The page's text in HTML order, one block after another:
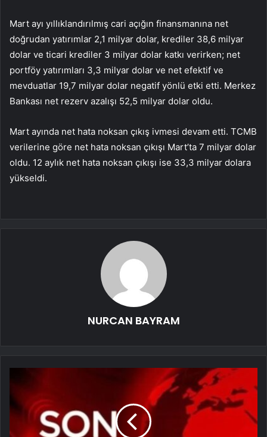
Mart ayı yıllıklandırılmış cari açığın finansmanına net
doğrudan yatırımlar 2,1 milyar dolar, krediler 38,6 milyar
dolar ve ticari krediler 3 milyar dolar katkı verirken; net
portföy yatırımları 3,3 milyar dolar ve net efektif ve
mevduatlar 19,7 milyar dolar negatif yönlü etki etti. Merkez
Bankası net rezerv azalışı 52,5 milyar dolar oldu.
Mart ayında net hata noksan çıkış ivmesi devam etti. TCMB
verilerine göre net hata noksan çıkışı Mart’ta 7 milyar dolar
oldu. 12 aylık net hata noksan çıkışı ise 33,3 milyar dolara
yükseldi.
NURCAN BAYRAM